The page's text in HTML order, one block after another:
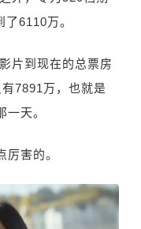
6110万。
片到现在的总票房
7891万，也就是
天。
害的。